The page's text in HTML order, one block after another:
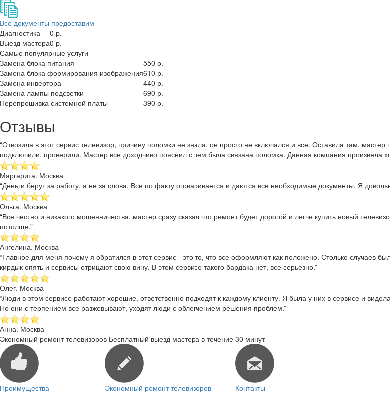
Все документы предоставим
Диагностика
0 р.
Выезд мастера0 р.
Самые популярные услуги
Замена блока питания
550 р.
Замена блока формирования изображения610 р.
Замена инвертора
440 р.
Замена лампы подсветки
690 р.
Перепрошивка системной платы
390 р.
Отзывы
“Отвозила в этот сервис телевизор, причину поломки не знала, он просто не включался и все. Оставила там,
подключили, проверили. Мастер все доходчиво пояснил с чем была связана поломка. Данная компания произвела
Маргарита. Москва
“Деньги берут за работу, а не за слова. Все по факту оговаривается и даются все необходимые документы. Я
Ольга. Москва
“Все честно и никакого мошенничества, мастер сразу сказал что ремонт будет дорогой и легче купить новый
потолще.”
Ангелина. Москва
“Главное для меня почему я обратился в этот сервис - это то, что все оформляют как положено. Столько случаев
кирдык опять и сервисы отрицают свою вину. В этом сервисе такого бардака нет, все серьезно.”
Олег. Москва
“Люди в этом сервисе работают хорошие, ответственно подходят к каждому клиенту. Я была у них в сервисе и
Но они с терпением все разжевывают, уходят люди с облегчением решения проблем.”
Анна. Москва
Экономный ремонт телевизоров Бесплатный выезд мастера в течение 30 минут
Преимущества Экономный ремонт телевизоров
Контакты